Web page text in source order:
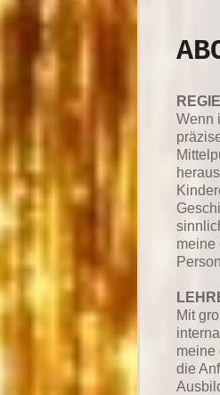
Wenn
meine
Mit
meine
die